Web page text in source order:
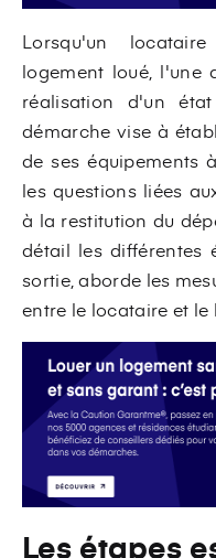
Lorsqu'un
logement loué, l'une
réalisation d'un
démarche vise à
de ses équipements
les questions liées
à la restitution du
détail les différentes
sortie, aborde les
entre le locataire et le
Les étapes